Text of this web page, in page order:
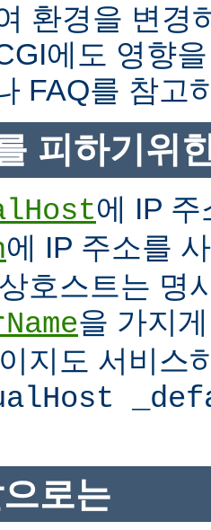
환경을 변경
에도 영향
FAQ를 참고
피하기위
에 IP
에 IP 주소를
호스트는 명
을 가지
지도 서비스
로는